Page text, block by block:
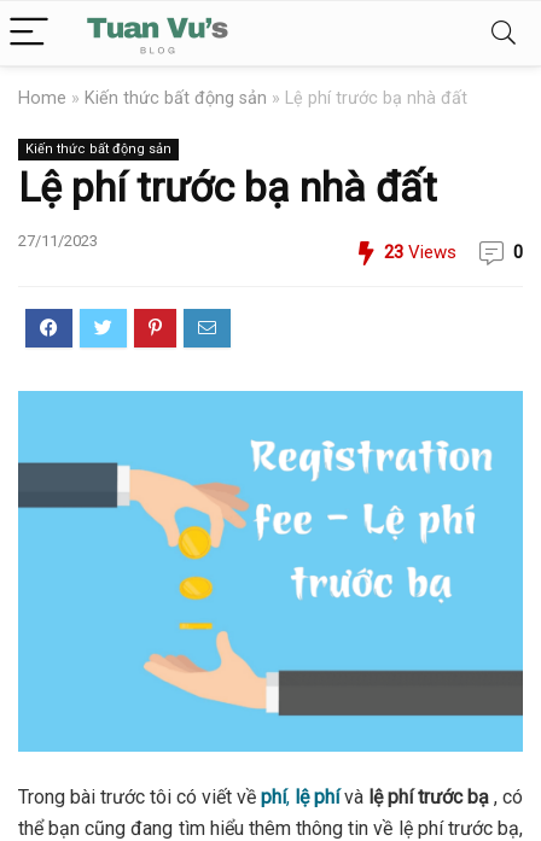
Home » Kiến thức bất động sản » Lệ phí trước bạ nhà đất
Kiến thức bất động sản
Lệ phí trước bạ nhà đất
27/11/2023
23 Views 0
Trong bài trước tôi có viết về phí, lệ phí và lệ phí trước bạ , có
thể bạn cũng đang tìm hiểu thêm thông tin về lệ phí trước bạ,